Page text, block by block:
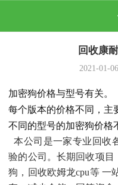
回收康
2021-01-06
加密狗价格与型号有关。
每个版本的价格不同，主
不同的型号的加密狗价格
本公司是一家专业回收
验的公司。长期回收项
狗，回收欧姆龙cpu等 一